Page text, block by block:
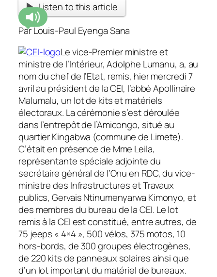
Listen to this article
Par Louis-Paul Eyenga Sana
Le vice-Premier ministre et
ministre de l’Intérieur, Adolphe Lumanu, a, au
nom du chef de l’Etat, remis, hier mercredi 7
avril au président de la CEI, l’abbé Apollinaire
Malumalu, un lot de kits et matériels
électoraux. La cérémonie s’est déroulée
dans l’entrepôt de l’Amicongo, situé au
quartier Kingabwa (commune de Limete).
C’était en présence de Mme Leila,
représentante spéciale adjointe du
secrétaire général de l’Onu en RDC, du vice-
ministre des Infrastructures et Travaux
publics, Gervais Ntinumenyarwa Kimonyo, et
des membres du bureau de la CEI. Le lot
remis à la CEI est constitué, entre autres, de
75 jeeps « 4×4 », 500 vélos, 375 motos, 10
hors-bords, de 300 groupes électrogènes,
de 220 kits de panneaux solaires ainsi que
d’un lot important du matériel de bureaux.